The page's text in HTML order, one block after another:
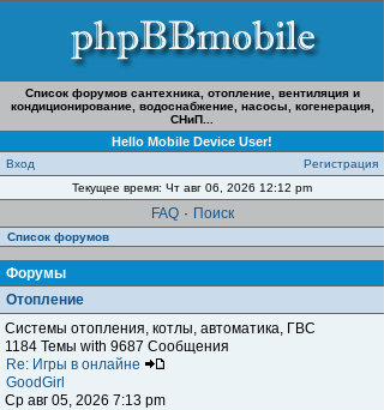
Список форумов сантехника, отопление, вентиляция и
кондиционирование, водоснабжение, насосы, когенерация,
СНиП...
Hello Mobile Device User!
Вход
Регистрация
Текущее время: Чт авг 06, 2026 12:12 pm
FAQ · Поиск
Список форумов
Форумы
Отопление
Системы отопления, котлы, автоматика, ГВС
1184 Темы with 9687 Сообщения
Re: Игры в онлайне
GoodGirl
Ср авг 05, 2026 7:13 pm